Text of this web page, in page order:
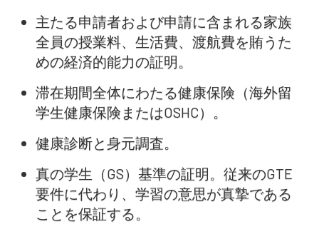
主たる申請者および申請に含まれる家族
全員の授業料、生活費、渡航費を賄うた
めの経済的能力の証明。
滞在期間全体にわたる健康保険（海外留
学生健康保険またはOSHC）。
健康診断と身元調査。
真の学生（GS）基準の証明。従来のGTE
要件に代わり、学習の意思が真摯である
ことを保証する。